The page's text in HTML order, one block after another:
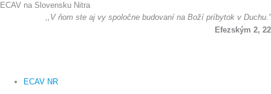
Preskočiť
ECAV na Slovensku Nitra
,,V ňom ste aj vy spoločne budovaní na Boží príbytok v Duchu.”
Efezským 2, 22
ECAV NR